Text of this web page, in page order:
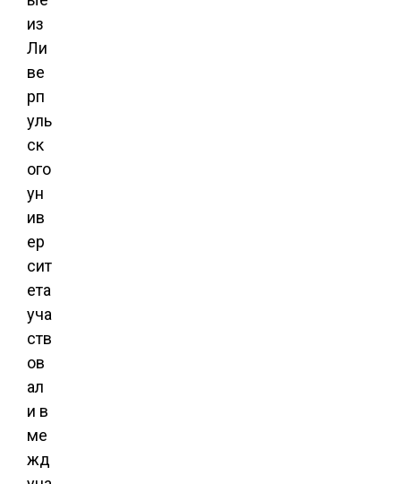
из
Ли
ве
рп
уль
ск
ого
ун
ив
ер
сит
ета
уча
ств
ов
ал
и в
ме
жд